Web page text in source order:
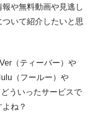
や無料動画や見逃し
いて紹介したいと思
（ティーバー）や
（フールー）や
ういったサービスで
ね？